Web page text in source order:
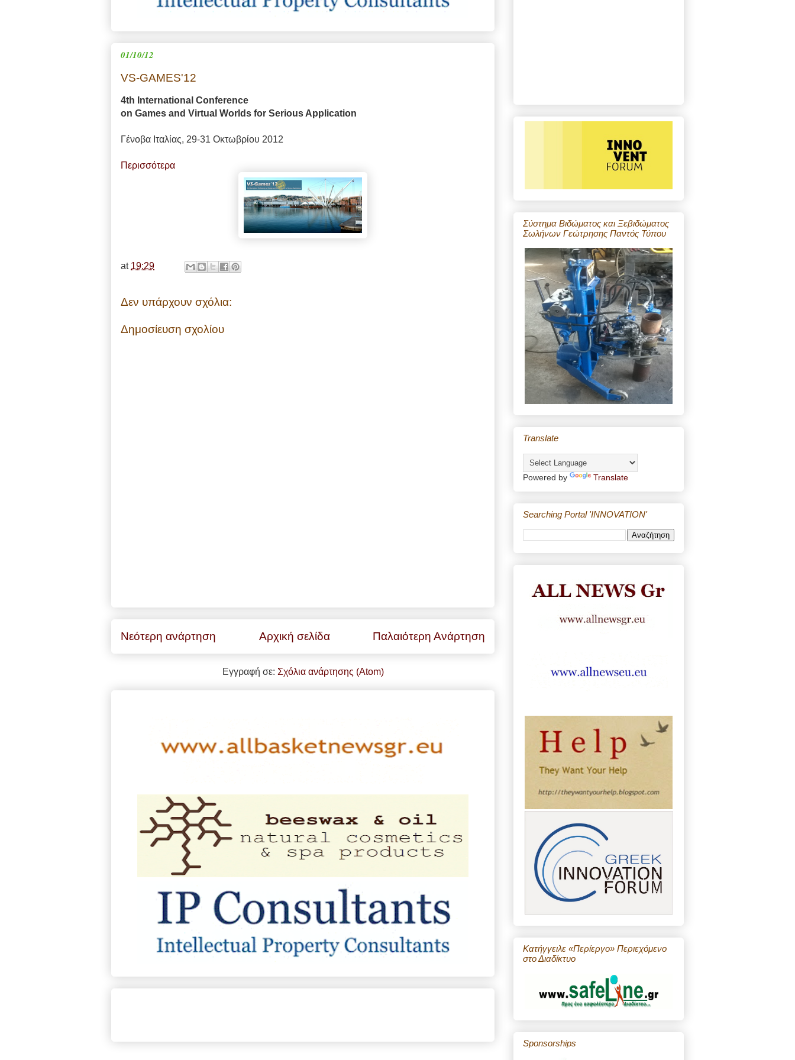
01/10/12
VS-GAMES'12
4th International Conference
on Games and Virtual Worlds for Serious Application
Γένοβα Ιταλίας, 29-31 Οκτωβρίου 2012
Περισσότερα
at 19:29
Δεν υπάρχουν σχόλια:
Δημοσίευση σχολίου
Νεότερη ανάρτηση Παλαιότερη Ανάρτηση
Αρχική σελίδα
Εγγραφή σε: Σχόλια ανάρτησης (Atom)
Σύστημα Βιδώματος και Ξεβιδώματος
Σωλήνων Γεώτρησης Παντός Τύπου
Translate
Powered by Translate
Searching Portal 'INNOVATION'
Κατήγγειλε «Περίεργο» Περιεχόμενο
στο Διαδίκτυο
Sponsorships